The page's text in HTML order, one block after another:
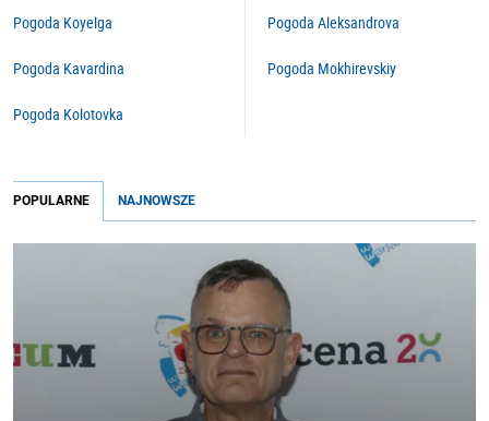
Pogoda Koyelga
Pogoda Kavardina
Pogoda Kolotovka
Pogoda Aleksandrova
Pogoda Mokhirevskiy
POPULARNE NAJNOWSZE